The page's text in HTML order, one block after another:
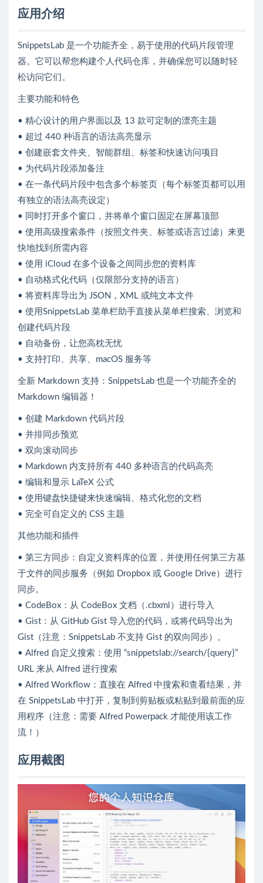
应用介绍
SnippetsLab 是一个功能齐全，易于使用的代码片段管理
器。它可以帮您构建个人代码仓库，并确保您可以随时轻
松访问它们。
主要功能和特色
• 精心设计的用户界面以及 13 款可定制的漂亮主题
• 超过 440 种语言的语法高亮显示
• 创建嵌套文件夹、智能群组、标签和快速访问项目
• 为代码片段添加备注
• 在一条代码片段中包含多个标签页（每个标签页都可以用
有独立的语法高亮设定）
• 同时打开多个窗口，并将单个窗口固定在屏幕顶部
• 使用高级搜索条件（按照文件夹、标签或语言过滤）来更
快地找到所需内容
• 使用 iCloud 在多个设备之间同步您的资料库
• 自动格式化代码（仅限部分支持的语言）
• 将资料库导出为 JSON，XML 或纯文本文件
• 使用SnippetsLab 菜单栏助手直接从菜单栏搜索、浏览和
创建代码片段
• 自动备份，让您高枕无忧
• 支持打印、共享、macOS 服务等
全新 Markdown 支持：SnippetsLab 也是一个功能齐全的
Markdown 编辑器！
• 创建 Markdown 代码片段
• 并排同步预览
• 双向滚动同步
• Markdown 内支持所有 440 多种语言的代码高亮
• 编辑和显示 LaTeX 公式
• 使用键盘快捷键来快速编辑、格式化您的文档
• 完全可自定义的 CSS 主题
其他功能和插件
• 第三方同步：自定义资料库的位置，并使用任何第三方基
于文件的同步服务（例如 Dropbox 或 Google Drive）进行
同步。
• CodeBox：从 CodeBox 文档（.cbxml）进行导入
• Gist：从 GitHub Gist 导入您的代码，或将代码导出为
Gist（注意：SnippetsLab 不支持 Gist 的双向同步）。
• Alfred 自定义搜索：使用 “snippetslab://search/{query}”
URL 来从 Alfred 进行搜索
• Alfred Workflow：直接在 Alfred 中搜索和查看结果，并
在 SnippetsLab 中打开，复制到剪贴板或粘贴到最前面的应
用程序（注意：需要 Alfred Powerpack 才能使用该工作
流！）
应用截图